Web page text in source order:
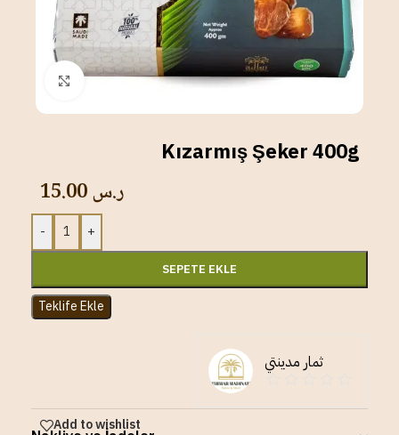
Click to enlarge
Kızarmış Şeker 400g
ر.س
- +
SEPETE EKLE
Teklife Ekle
ثمار مدينتي
Add to wishlist